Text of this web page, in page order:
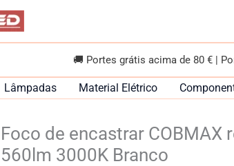
🚚 Portes grátis acima de 80 € |
Lâmpadas Material Elétrico
Foco de encastrar COBMAX
560lm 3000K Branco